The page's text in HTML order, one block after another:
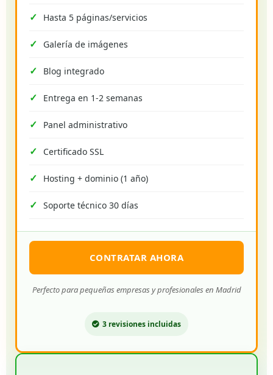
Hasta 5 páginas/servicios
Galería de imágenes
Blog integrado
Entrega en 1-2 semanas
Panel administrativo
Certificado SSL
Hosting + dominio (1 año)
Soporte técnico 30 días
CONTRATAR AHORA
Perfecto para pequeñas empresas y profesionales en Madrid
3 revisiones incluidas